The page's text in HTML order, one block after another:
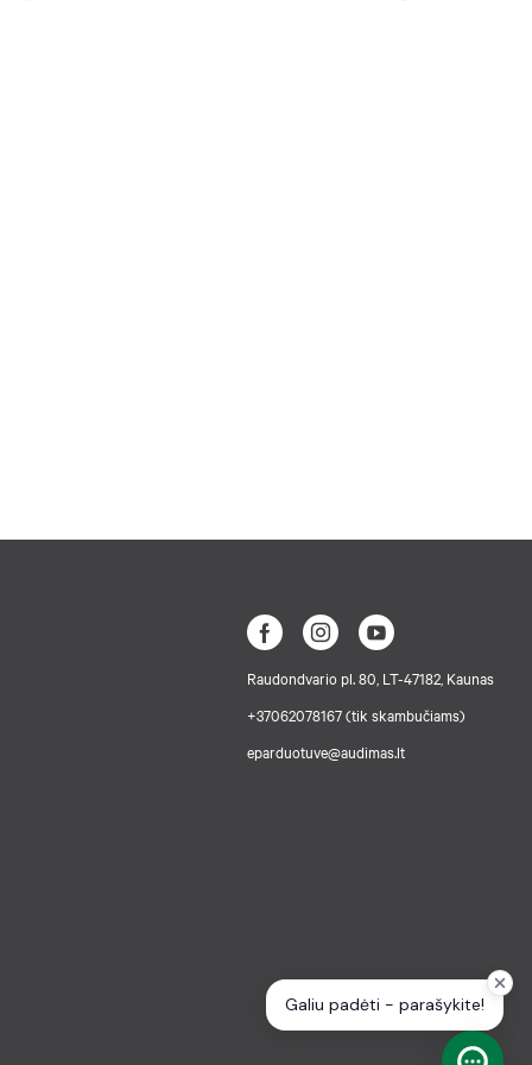
Raudondvario pl. 80, LT-47182, Kaunas
+37062078167 (tik skambučiams)
eparduotuve@audimas.lt